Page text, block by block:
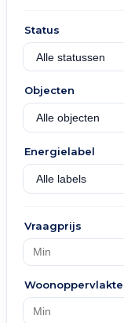
Status
Objecten
Energielabel
Vraagprijs
Woonoppervlakte